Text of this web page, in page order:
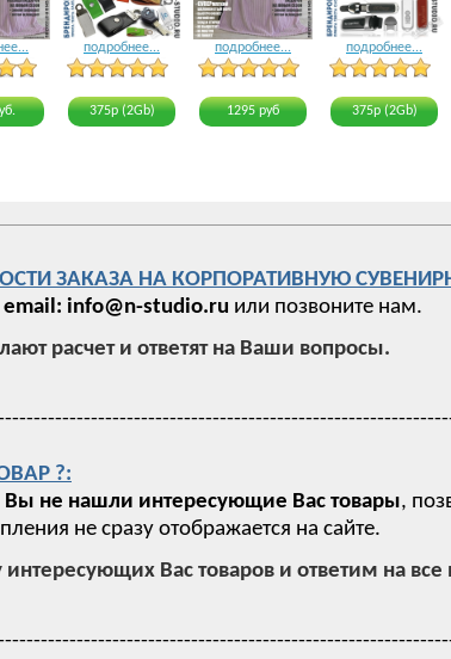
23 голоса
подробнее...
19 голосов
375р (2Gb)
подробнее...
20 голосов
1295 руб
подробнее...
375р (2Gb)
ЗАКАЗА НА КОРПОРАТИВНУЮ
email: info@n-studio.ru или позвоните нам.
расчет и ответят на Ваши вопросы.
?:
Вы не нашли интересующие Вас товары,
не сразу отображается на сайте.
Вас товаров и ответим на все